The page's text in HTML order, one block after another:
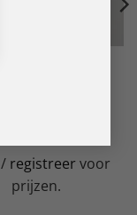
/ registreervoor
prijzen.